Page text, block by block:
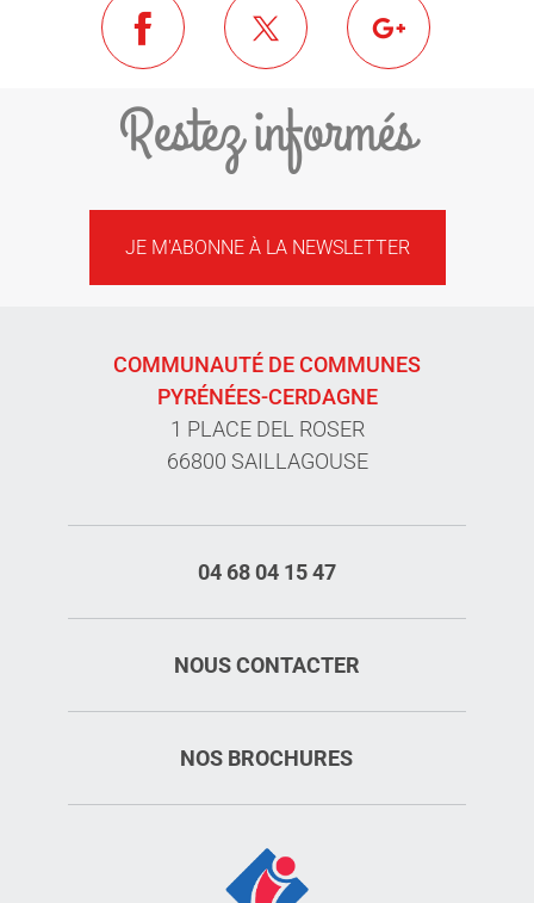
Restez informés
JE M'ABONNE À LA NEWSLETTER
COMMUNAUTÉ DE COMMUNES
PYRÉNÉES-CERDAGNE
1 PLACE DEL ROSER
66800 SAILLAGOUSE
04 68 04 15 47
NOUS CONTACTER
NOS BROCHURES